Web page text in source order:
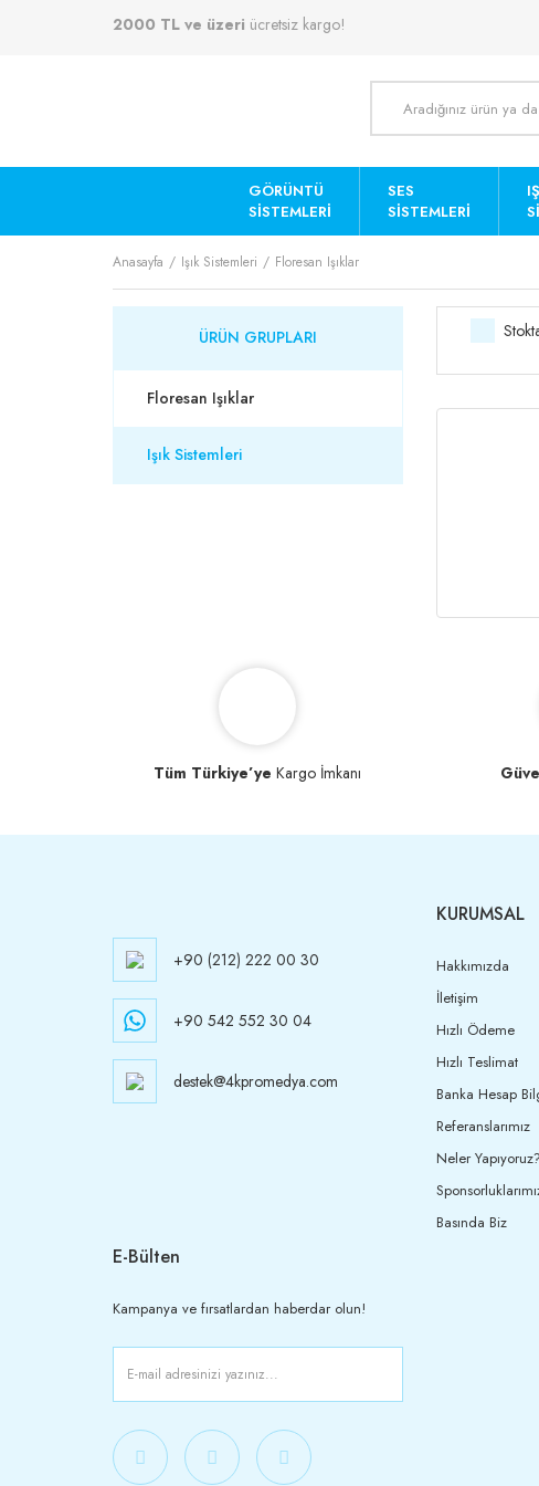
2000 TL ve üzeri ücretsiz kargo!
GÖRÜNTÜ
SISTEMLERI
SES
SISTEMLERI
Anasayfa Işık Sistemleri Floresan Işıklar
ÜRÜN GRUPLARI
Floresan Işıklar
Işık Sistemleri
Tüm Türkiye’ye Kargo İmkanı
+90 (212) 222 00 30
+90 542 552 30 04
destek@4kpromedya.com
KURUMSAL
Hakkımızda
İletişim
Hızlı Ödeme
Hızlı Teslimat
Banka Hesap
Referanslarımız
Neler Yapıyoruz?
Basında Biz
E-Bülten
Kampanya ve fırsatlardan haberdar olun!